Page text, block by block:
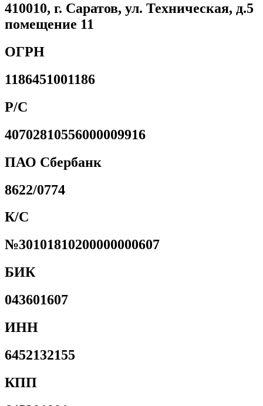
410010, г. Саратов, ул. Техническая, д.5
помещение 11
ОГРН
1186451001186
Р/С
40702810556000009916
ПАО Сбербанк
8622/0774
К/С
№30101810200000000607
БИК
043601607
ИНН
6452132155
КПП